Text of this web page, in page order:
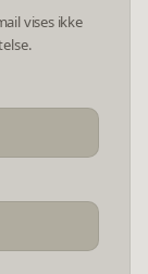
vises ikke